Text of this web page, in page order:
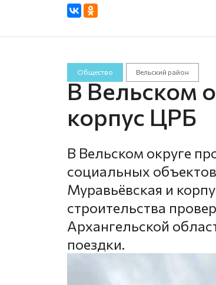
Общество Вельский район
В Вельском
корпус ЦРБ
В Вельском округе
социальных
Муравьёвская и
строительства
Архангельской
поездки.